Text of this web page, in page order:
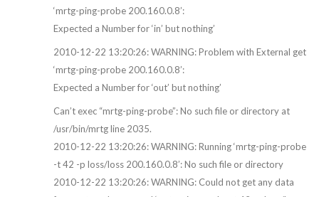
‘mrtg-ping-probe 200.160.0.8’:
Expected a Number for ‘in’ but nothing’
2010-12-22 13:20:26: WARNING: Problem with External get
‘mrtg-ping-probe 200.160.0.8’:
Expected a Number for ‘out’ but nothing’
Can’t exec “mrtg-ping-probe”: No such file or directory at
/usr/bin/mrtg line 2035.
2010-12-22 13:20:26: WARNING: Running ‘mrtg-ping-probe
-t 42 -p loss/loss 200.160.0.8’: No such file or directory
2010-12-22 13:20:26: WARNING: Could not get any data